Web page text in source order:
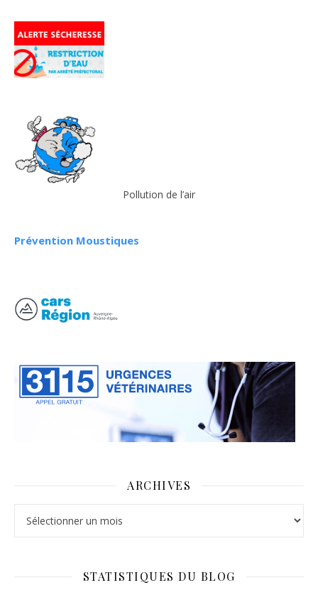
Pollution de l’air
Prévention Moustiques
ARCHIVES
STATISTIQUES DU BLOG